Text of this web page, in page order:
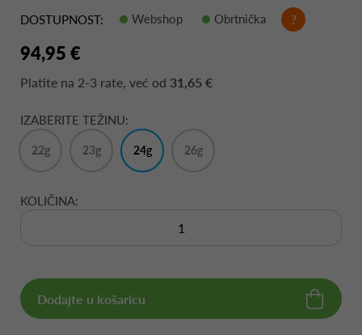
DOSTUPNOST:
Webshop Obrtnička ?
94,95 €
Platite na 2-3 rate, već od 31,65 €
IZABERITE TEŽINU:
22g 23g 24g 26g
KOLIČINA:
Dodajte u košaricu